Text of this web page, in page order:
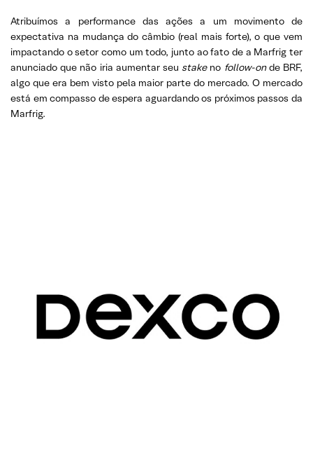
Atribuímos a performance das ações a um movimento de
expectativa na mudança do câmbio (real mais forte), o que vem
impactando o setor como um todo, junto ao fato de a Marfrig ter
anunciado que não iria aumentar seu stakeno follow-onde BRF,
algo que era bem visto pela maior parte do mercado. O mercado
está em compasso de espera aguardando os próximos passos da
Marfrig.